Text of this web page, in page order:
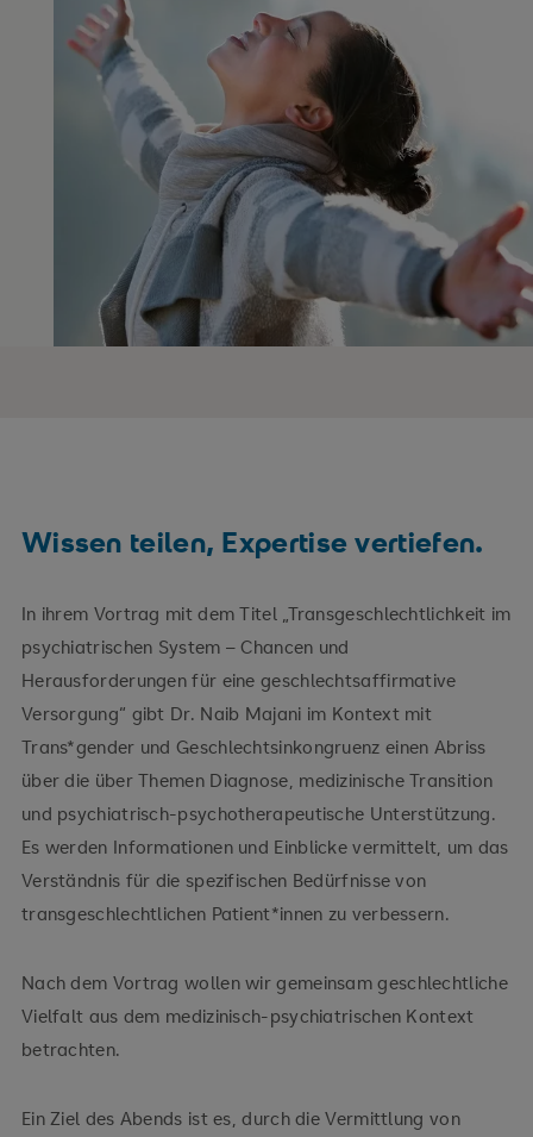
Wissen teilen, Expertise vertiefen.
In ihrem Vortrag mit dem Titel „Transgeschlechtlichkeit im
psychiatrischen System – Chancen und
Herausforderungen für eine geschlechtsaffirmative
Versorgung“ gibt Dr. Naib Majani im Kontext mit
Trans*gender und Geschlechtsinkongruenz einen Abriss
über die über Themen Diagnose, medizinische Transition
und psychiatrisch-psychotherapeutische Unterstützung.
Es werden Informationen und Einblicke vermittelt, um das
Verständnis für die spezifischen Bedürfnisse von
transgeschlechtlichen Patient*innen zu verbessern.
Nach dem Vortrag wollen wir gemeinsam geschlechtliche
Vielfalt aus dem medizinisch-psychiatrischen Kontext
betrachten.
Ein Ziel des Abends ist es, durch die Vermittlung von